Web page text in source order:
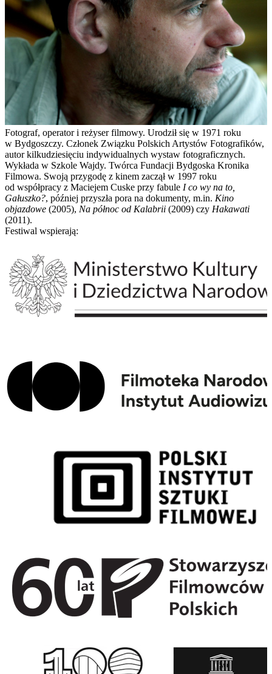
Fotograf, operator i reżyser filmowy. Urodził się w 1971 roku
w Bydgoszczy. Członek Związku Polskich Artystów Fotografików,
autor kilkudziesięciu indywidualnych wystaw fotograficznych.
Wykłada w Szkole Wajdy. Twórca Fundacji Bydgoska Kronika
Filmowa. Swoją przygodę z kinem zaczął w 1997 roku
od współpracy z Maciejem Cuske przy fabule I co wy na to,
Gałuszko?, później przyszła pora na dokumenty, m.in. Kino
objazdowe (2005), Na północ od Kalabrii (2009) czy Hakawati
(2011).
Festiwal wspierają: